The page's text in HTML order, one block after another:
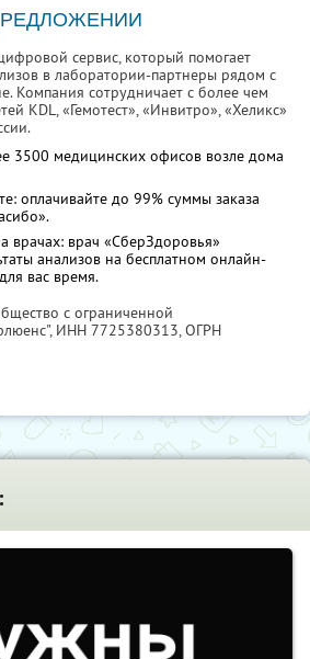
сервис, который помогает
в лаборатории-партнеры рядом с
Компания сотрудничает с более чем
KDL, «Гемотест», «Инвитро», «Хеликс»
3500 медицинских офисов возле дома
оплачивайте до 99% суммы заказа
врачах: врач «СберЗдоровья»
анализов на бесплатном онлайн-
вас время.
с ограниченной
ИНН 7725380313, ОГРН